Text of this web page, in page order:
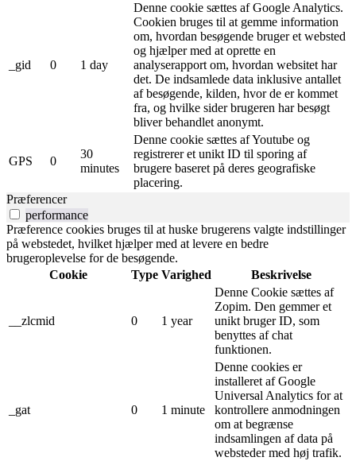
_gid 0 1 day
Denne cookie sættes af Google Analytics.
Cookien bruges til at gemme information
om, hvordan besøgende bruger et websted
og hjælper med at oprette en
analyserapport om, hvordan websitet har
det. De indsamlede data inklusive antallet
af besøgende, kilden, hvor de er kommet
fra, og hvilke sider brugeren har besøgt
bliver behandlet anonymt.
GPS 0
30
minutes
Denne cookie sættes af Youtube og
registrerer et unikt ID til sporing af
brugere baseret på deres geografiske
placering.
Præferencer
performance
Præference cookies bruges til at huske brugerens valgte indstillinger
på webstedet, hvilket hjælper med at levere en bedre
brugeroplevelse for de besøgende.
Cookie
Type Varighed Beskrivelse
__zlcmid 0 1 year
Denne Cookie sættes af
Zopim. Den gemmer et
unikt bruger ID, som
benyttes af chat
funktionen.
_gat 0 1 minute
Denne cookies er
installeret af Google
Universal Analytics for at
kontrollere anmodningen
om at begrænse
indsamlingen af ​​data på
websteder med høj trafik.